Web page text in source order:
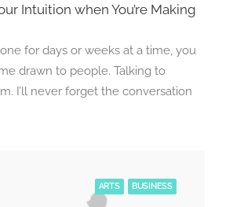
Intuition when You’re Making
for days or weeks at a time, you
drawn to people. Talking to
I’ll never forget the conversation
ARTS BUSINESS